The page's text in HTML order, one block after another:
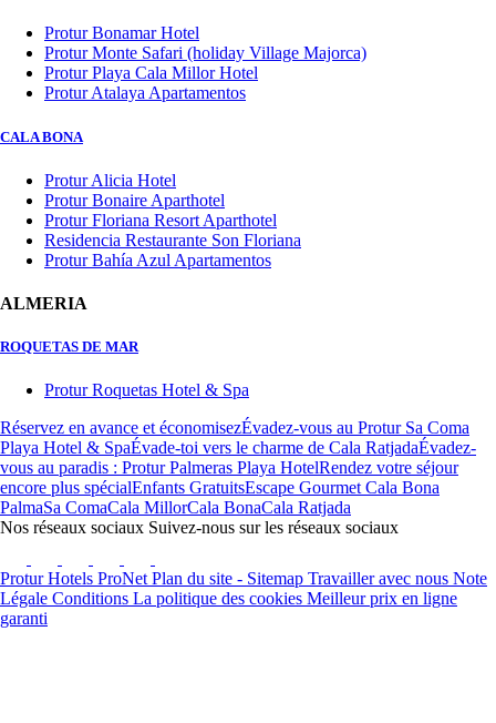
Protur Bonamar Hotel
Protur Monte Safari (holiday Village Majorca)
Protur Playa Cala Millor Hotel
Protur Atalaya Apartamentos
CALA BONA
Protur Alicia Hotel
Protur Bonaire Aparthotel
Protur Floriana Resort Aparthotel
Residencia Restaurante Son Floriana
Protur Bahía Azul Apartamentos
ALMERIA
ROQUETAS DE MAR
Protur Roquetas Hotel & Spa
Réservez en avance et économisezÉvadez-vous au Protur Sa Coma
Playa Hotel & SpaÉvade-toi vers le charme de Cala RatjadaÉvadez-
vous au paradis : Protur Palmeras Playa HotelRendez votre séjour
encore plus spécialEnfants GratuitsEscape Gourmet Cala Bona
PalmaSa ComaCala MillorCala BonaCala Ratjada
Nos réseaux sociaux Suivez-nous sur les réseaux sociaux
Protur Hotels ProNet Plan du site - Sitemap Travailler avec nous Note
Légale Conditions La politique des cookies Meilleur prix en ligne
garanti